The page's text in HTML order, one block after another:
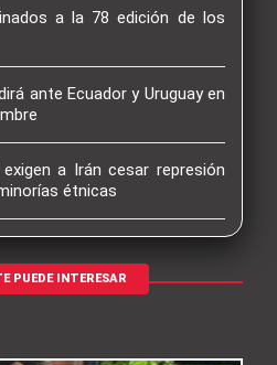
a la 78 edición de los
ante Ecuador y Uruguay en
a Irán cesar represión
étnicas
PUEDE INTERESAR